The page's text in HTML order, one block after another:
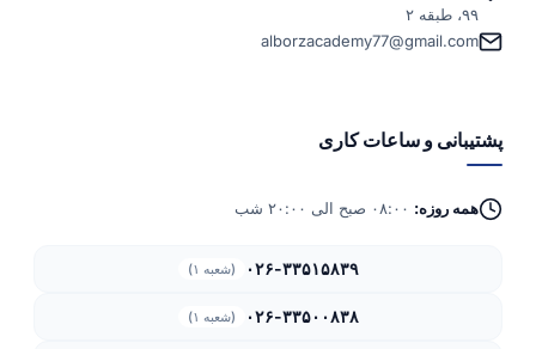
۹۹، طبقه ۲
alborzacademy77@gmail.com
پشتیبانی و ساعات کاری
همه روزه:
۰۲۶-۳۳۵۱۵۸۳۹ (شعبه ۱)
۰۲۶-۳۳۵۰۰۸۳۸ (شعبه ۱)